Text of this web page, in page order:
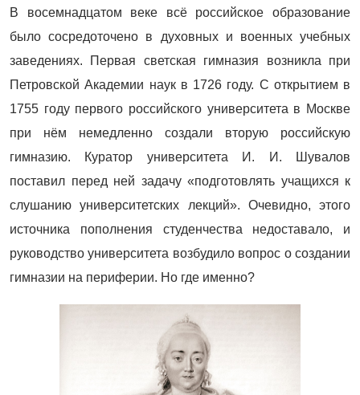
В восемнадцатом веке всё российское образование
было сосредоточено в духовных и военных учебных
заведениях. Первая светская гимназия возникла при
Петровской Академии наук в 1726 году. С открытием в
1755 году первого российского университета в Москве
при нём немедленно создали вторую российскую
гимназию. Куратор университета И. И. Шувалов
поставил перед ней задачу «подготовлять учащихся к
слушанию университетских лекций». Очевидно, этого
источника пополнения студенчества недоставало, и
руководство университета возбудило вопрос о создании
гимназии на периферии. Но где именно?